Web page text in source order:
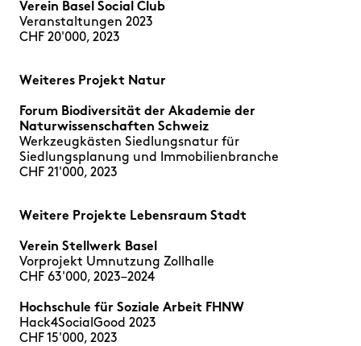
Verein Basel Social Club
Veranstaltungen 2023
CHF 20'000, 2023
Weiteres Projekt Natur
Forum Biodiversität der Akademie der
Naturwissenschaften Schweiz
Werkzeugkästen Siedlungsnatur für
Siedlungsplanung und Immobilienbranche
CHF 21'000, 2023
Weitere Projekte Lebensraum Stadt
Verein Stellwerk Basel
Vorprojekt Umnutzung Zollhalle
CHF 63'000, 2023–2024
Hochschule für Soziale Arbeit FHNW
Hack4SocialGood 2023
CHF 15'000, 2023